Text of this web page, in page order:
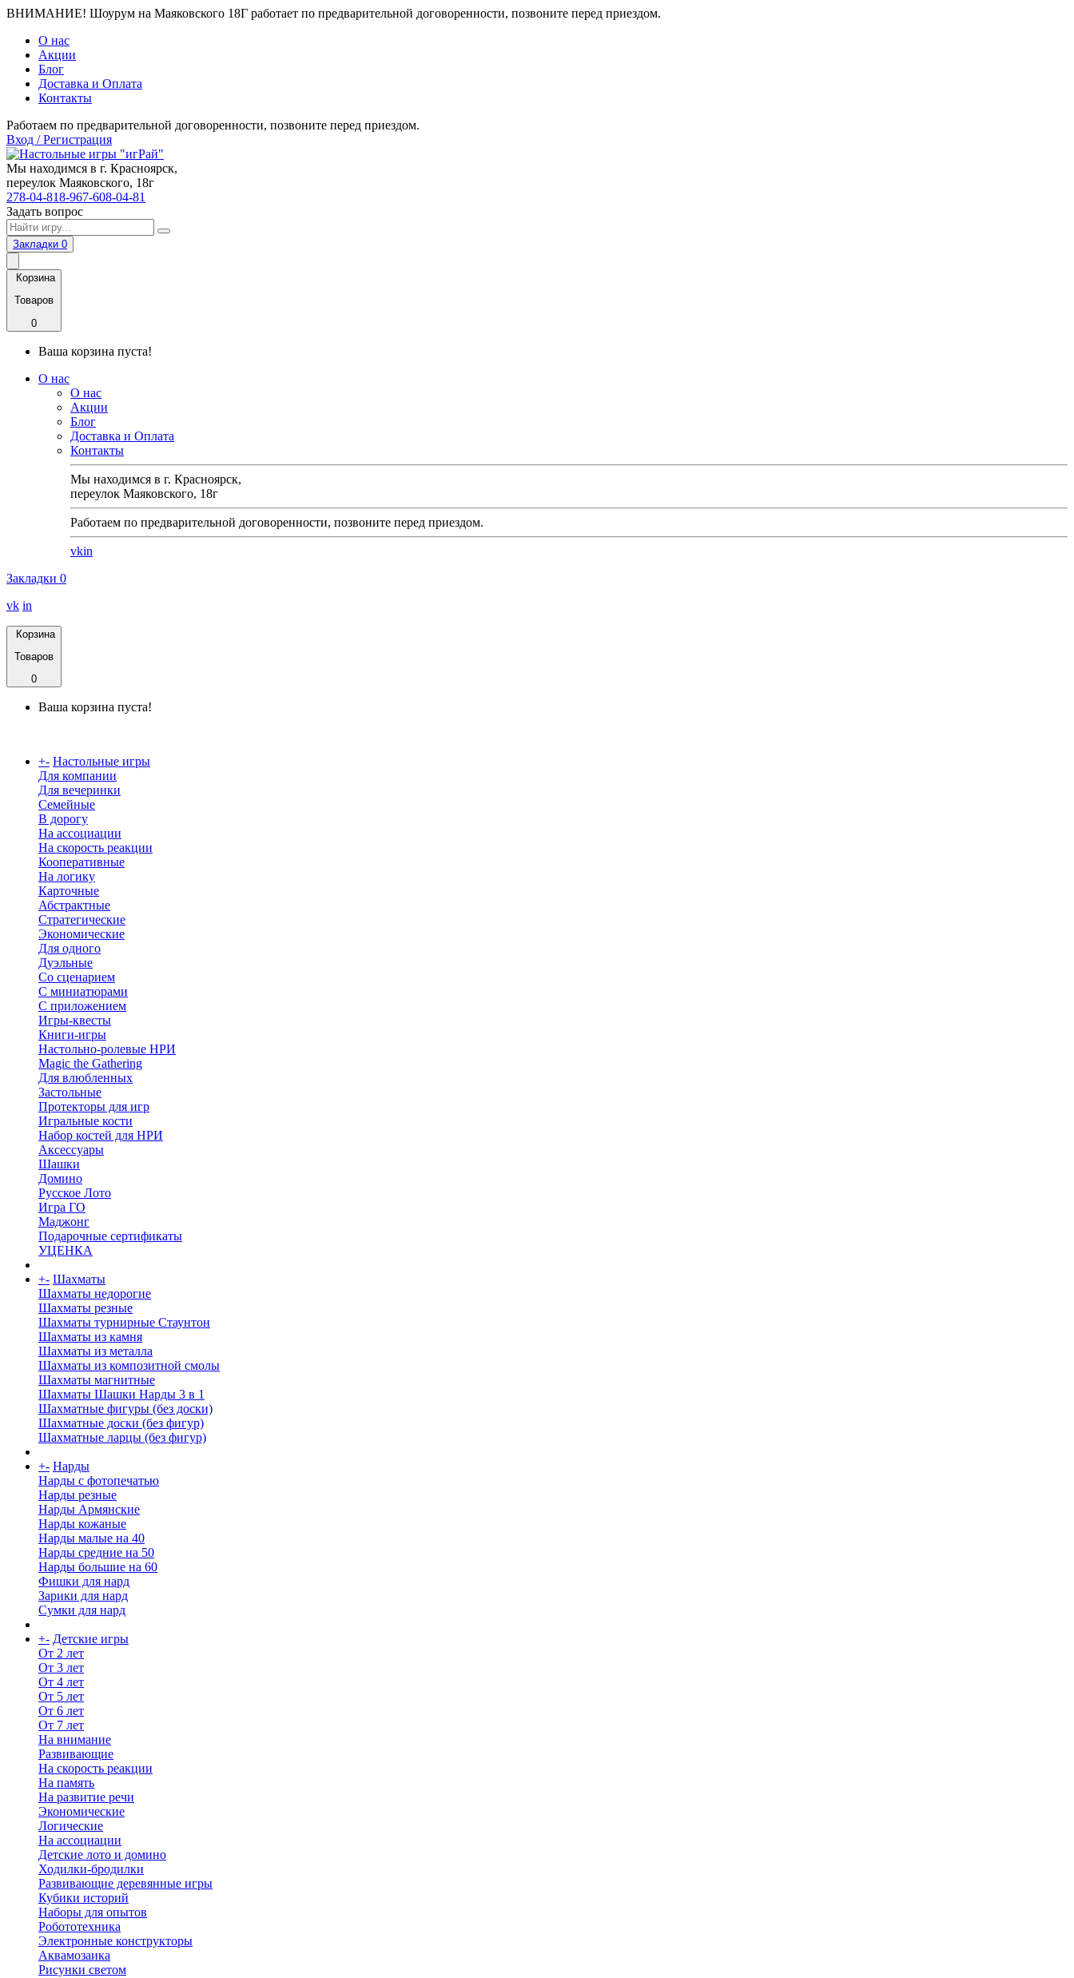
ВНИМАНИЕ! Шоурум на Маяковского 18Г работает по предварительной договоренности, позвоните перед приездом.
О нас
Акции
Блог
Доставка и Оплата
Контакты
Работаем по предварительной договоренности, позвоните перед приездом.
Вход / Регистрация
Мы находимся в г. Красноярск,
переулок Маяковского, 18г
278-04-818-967-608-04-81
Задать вопрос
Закладки 0
Корзина
Товаров
0
Ваша корзина пуста!
О нас
О нас
Акции
Блог
Доставка и Оплата
Контакты
Мы находимся в г. Красноярск,
переулок Маяковского, 18г
Работаем по предварительной договоренности, позвоните перед приездом.
vkin
Закладки 0
vk in
Корзина
Товаров
0
Ваша корзина пуста!
+- Настольные игры
Для компании
Для вечеринки
Семейные
В дорогу
На ассоциации
На скорость реакции
Кооперативные
На логику
Карточные
Абстрактные
Стратегические
Экономические
Для одного
Дуэльные
Со сценарием
С миниатюрами
С приложением
Игры-квесты
Книги-игры
Настольно-ролевые НРИ
Magic the Gathering
Для влюбленных
Застольные
Протекторы для игр
Игральные кости
Набор костей для НРИ
Аксессуары
Шашки
Домино
Русское Лото
Игра ГО
Маджонг
Подарочные сертификаты
УЦЕНКА
+- Шахматы
Шахматы недорогие
Шахматы резные
Шахматы турнирные Стаунтон
Шахматы из камня
Шахматы из металла
Шахматы из композитной смолы
Шахматы магнитные
Шахматы Шашки Нарды 3 в 1
Шахматные фигуры (без доски)
Шахматные доски (без фигур)
Шахматные ларцы (без фигур)
+- Нарды
Нарды с фотопечатью
Нарды резные
Нарды Армянские
Нарды кожаные
Нарды малые на 40
Нарды средние на 50
Нарды большие на 60
Фишки для нард
Зарики для нард
Сумки для нард
+- Детские игры
От 2 лет
От 3 лет
От 4 лет
От 5 лет
От 6 лет
От 7 лет
На внимание
Развивающие
На скорость реакции
На память
На развитие речи
Экономические
Логические
На ассоциации
Детские лото и домино
Ходилки-бродилки
Развивающие деревянные игры
Кубики историй
Наборы для опытов
Робототехника
Электронные конструкторы
Аквамозаика
Рисунки светом